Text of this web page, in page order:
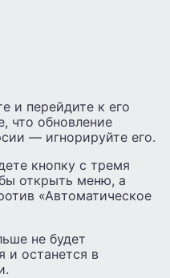
и перейдите к его
что обновление
— игнорируйте его.
кнопку с тремя
открыть меню, а
«Автоматическое
не будет
и останется в